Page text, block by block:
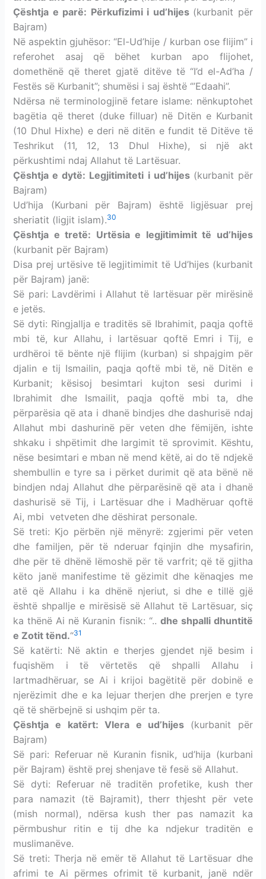
Çështja e parë: Përkufizimi i ud’hijes (kurbanit për
Bajram)
Në aspektin gjuhësor: “El-Ud’hije / kurban ose flijim” i
referohet asaj që bëhet kurban apo flijohet,
domethënë që theret gjatë ditëve të “I’d el-Ad’ha /
Festës së Kurbanit”; shumësi i saj është ‘”Edaahi”.
Ndërsa në terminologjinë fetare islame: nënkuptohet
bagëtia që theret (duke filluar) në Ditën e Kurbanit
(10 Dhul Hixhe) e deri në ditën e fundit të Ditëve të
Teshrikut (11, 12, 13 Dhul Hixhe), si një akt
përkushtimi ndaj Allahut të Lartësuar.
Çështja e dytë: Legjitimiteti i ud’hijes (kurbanit për
Bajram)
Ud’hija (Kurbani për Bajram) është ligjësuar prej
sheriatit (ligjit islam).30
Çështja e tretë: Urtësia e legjitimimit të ud’hijes
(kurbanit për Bajram)
Disa prej urtësive të legjitimimit të Ud’hijes (kurbanit
për Bajram) janë:
Së pari: Lavdërimi i Allahut të lartësuar për mirësinë
e jetës.
Së dyti: Ringjallja e traditës së Ibrahimit, paqja qoftë
mbi të, kur Allahu, i lartësuar qoftë Emri i Tij, e
urdhëroi të bënte një flijim (kurban) si shpajgim për
djalin e tij Ismailin, paqja qoftë mbi të, në Ditën e
Kurbanit; kësisoj besimtari kujton sesi durimi i
Ibrahimit dhe Ismailit, paqja qoftë mbi ta, dhe
përparësia që ata i dhanë bindjes dhe dashurisë ndaj
Allahut mbi dashurinë për veten dhe fëmijën, ishte
shkaku i shpëtimit dhe largimit të sprovimit. Kështu,
nëse besimtari e mban në mend këtë, ai do të ndjekë
shembullin e tyre sa i përket durimit që ata bënë në
bindjen ndaj Allahut dhe përparësinë që ata i dhanë
dashurisë së Tij, i Lartësuar dhe i Madhëruar qoftë
Ai, mbi vetveten dhe dëshirat personale.
Së treti: Kjo përbën një mënyrë: zgjerimi për veten
dhe familjen, për të nderuar fqinjin dhe mysafirin,
dhe për të dhënë lëmoshë për të varfrit; që të gjitha
këto janë manifestime të gëzimit dhe kënaqjes me
atë që Allahu i ka dhënë njeriut, si dhe e tillë gjë
është shpallje e mirësisë së Allahut të Lartësuar, siç
ka thënë Ai në Kuranin fisnik: “.. dhe shpalli dhuntitë
e Zotit tënd.“31
Së katërti: Në aktin e therjes gjendet një besim i
fuqishëm i të vërtetës që shpalli Allahu i
lartmadhëruar, se Ai i krijoi bagëtitë për dobinë e
njerëzimit dhe e ka lejuar therjen dhe prerjen e tyre
që të shërbejnë si ushqim për ta.
Çështja e katërt: Vlera e ud’hijes (kurbanit për
Bajram)
Së pari: Referuar në Kuranin fisnik, ud’hija (kurbani
për Bajram) është prej shenjave të fesë së Allahut.
Së dyti: Referuar në traditën profetike, kush ther
para namazit (të Bajramit), therr thjesht për vete
(mish normal), ndërsa kush ther pas namazit ka
përmbushur ritin e tij dhe ka ndjekur traditën e
muslimanëve.
Së treti: Therja në emër të Allahut të Lartësuar dhe
afrimi te Ai përmes ofrimit të kurbanit, janë ndër